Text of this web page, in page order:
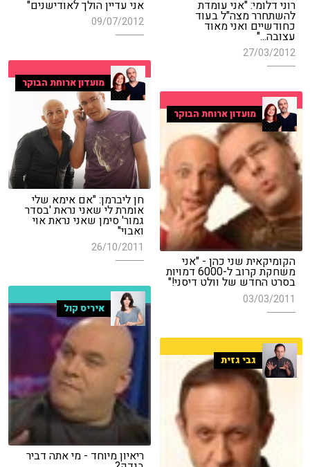
אני עדיין הולך לאודישנים"
09/07/2012
רוני דלומי: "אני עומדת
להשתחרר מצה"ל בעוד
כחודשיים ואני מאוד
עצובה..."
27/03/2012
מועדון ארוחת הבוקר
חן ליברמן: "אם אימא שלי
אומרת לי שאני נראת 'בסדר
גמור' סימן שאני נראת אוי
ואבוי"
26/10/2011
מועדון ארוחת הבוקר
הקומיקאית שני כהן - "אני
משחקת קרוב ל-6000 דמויות
בסרט החדש של וולט דיסני!"
03/03/2011
איריס קול
ריאיון מיוחד - מי אתה דביר
גבי גזית